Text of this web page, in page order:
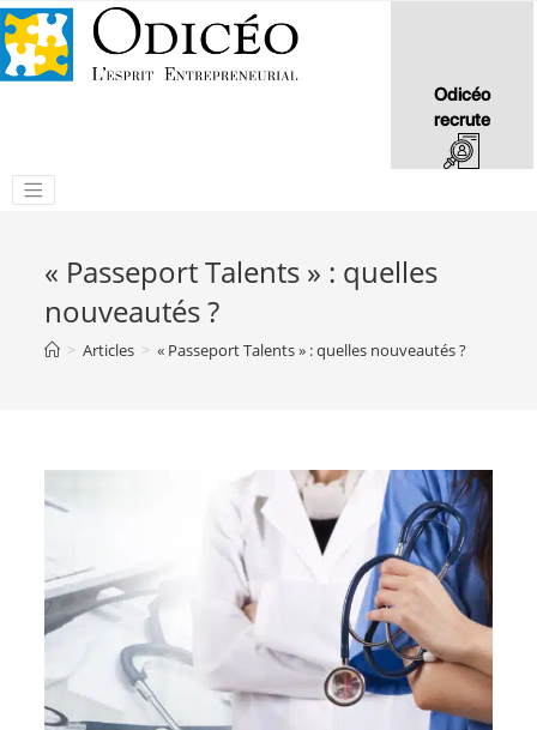
Odicéo
recrute
« Passeport Talents » : quelles
nouveautés ?
> Articles > « Passeport Talents » : quelles nouveautés ?